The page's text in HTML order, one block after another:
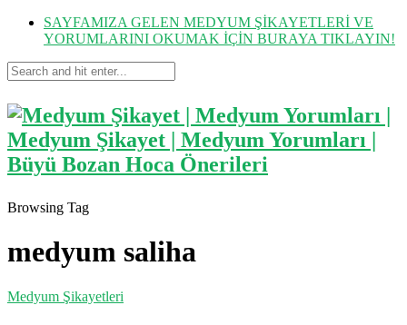
SAYFAMIZA GELEN MEDYUM ŞİKAYETLERİ VE
YORUMLARINI OKUMAK İÇİN BURAYA TIKLAYIN!
Browsing Tag
medyum saliha
Medyum Şikayetleri